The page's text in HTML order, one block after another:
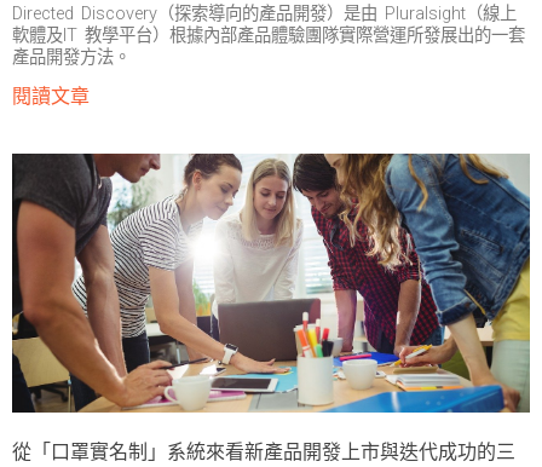
Directed Discovery（探索導向的產品開發）是由 Pluralsight（線上
軟體及IT 教學平台）根據內部產品體驗團隊實際營運所發展出的一套
產品開發方法。
閱讀文章
從「口罩實名制」系統來看新產品開發上市與迭代成功的三